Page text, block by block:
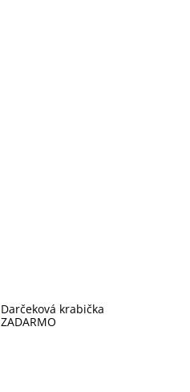
Darčeková krabička
ZADARMO